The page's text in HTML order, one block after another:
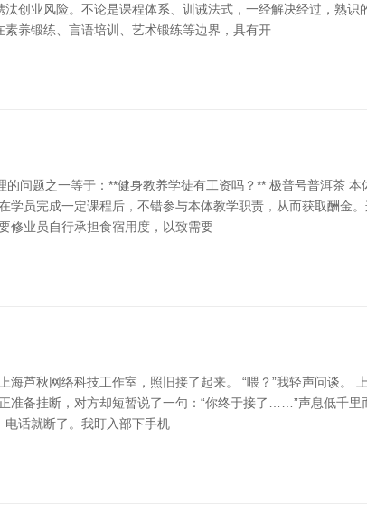
创业风险。不论是课程体系、训诫法式，一经解决经过，熟
养锻练、言语培训、艺术锻练等边界，具有开
问题之一等于：**健身教养学徒有工资吗？** 极普号普洱茶
员完成一定课程后，不错参与本体教学职责，从而获取酬金
修业员自行承担食宿用度，以致需要
芦秋网络科技工作室，照旧接了起来。 “喂？”我轻声问谈。
准备挂断，对方却短暂说了一句：“你终于接了……”声息低千
话就断了。我盯入部下手机